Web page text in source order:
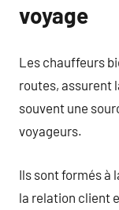
voyage
Les chauffeurs
routes, assurent
souvent une
voyageurs.
Ils sont formés à
la relation client